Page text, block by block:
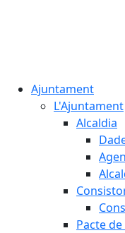
Ajuntament
L'Ajuntament
Alcaldia
Pacte